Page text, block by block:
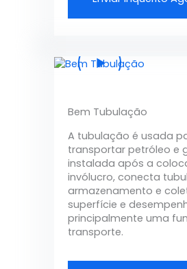
Bem Tubulação
A tubulação é usada
transportar petróleo e
instalada após a
invólucro, conecta
armazenamento e
superfície e
principalmente uma
transporte.